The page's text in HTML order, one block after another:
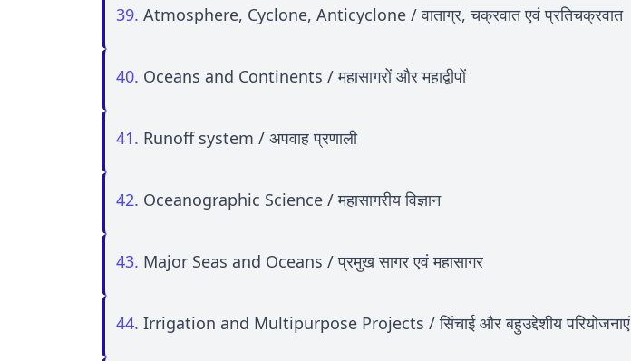
39. Atmosphere, Cyclone, Anticyclone / वाताग्र, चक्रवात एवं प्रतिचक्रवात
40. Oceans and Continents / महासागरों और महाद्वीपों
41. Runoff system / अपवाह प्रणाली
42. Oceanographic Science / महासागरीय विज्ञान
43. Major Seas and Oceans / प्रमुख सागर एवं महासागर
44. Irrigation and Multipurpose Projects / सिंचाई और बहुउद्देशीय परियोजनाएं